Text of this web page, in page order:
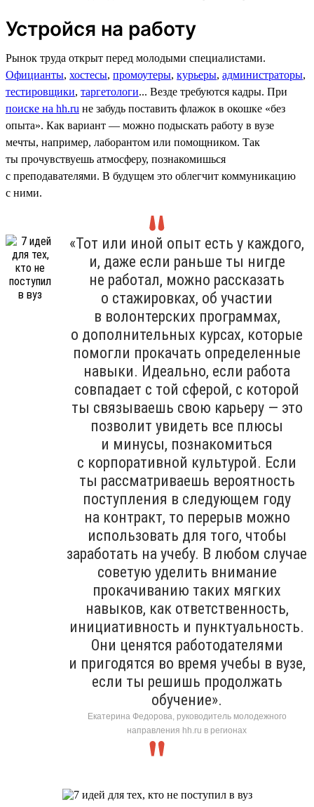
Устройся на работу
Рынок труда открыт перед молодыми специалистами.
Официанты, хостесы, промоутеры, курьеры, администраторы,
тестировщики, таргетологи... Везде требуются кадры. При
поиске на hh.ru не забудь поставить флажок в окошке «без
опыта». Как вариант — можно подыскать работу в вузе
мечты, например, лаборантом или помощником. Так
ты прочувствуешь атмосферу, познакомишься
с преподавателями. В будущем это облегчит коммуникацию
с ними.
«Тот или иной опыт есть у каждого,
и, даже если раньше ты нигде
не работал, можно рассказать
о стажировках, об участии
в волонтерских программах,
о дополнительных курсах, которые
помогли прокачать определенные
навыки. Идеально, если работа
совпадает с той сферой, с которой
ты связываешь свою карьеру — это
позволит увидеть все плюсы
и минусы, познакомиться
с корпоративной культурой. Если
ты рассматриваешь вероятность
поступления в следующем году
на контракт, то перерыв можно
использовать для того, чтобы
заработать на учебу. В любом случае
советую уделить внимание
прокачиванию таких мягких
навыков, как ответственность,
инициативность и пунктуальность.
Они ценятся работодателями
и пригодятся во время учебы в вузе,
если ты решишь продолжать
обучение».
Екатерина Федорова, руководитель молодежного
направления hh.ru в регионах